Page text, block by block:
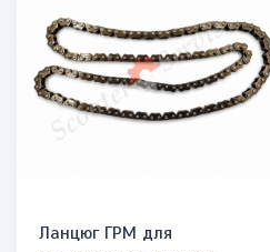
Ланцюг ГРМ для